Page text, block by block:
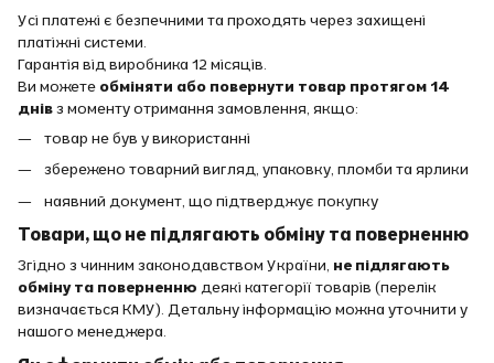
Усі платежі є безпечними та проходять через захищені
платіжні системи.
Гарантія від виробника 12 місяців.
Ви можете обміняти або повернути товар протягом 14
днівз моменту отримання замовлення, якщо:
товар не був у використанні
збережено товарний вигляд, упаковку, пломби та ярлики
наявний документ, що підтверджує покупку
Товари, що не підлягають обміну та поверненню
Згідно з чинним законодавством України, не підлягають
обміну та поверненню деякі категорії товарів (перелік
визначається КМУ). Детальну інформацію можна уточнити у
нашого менеджера.